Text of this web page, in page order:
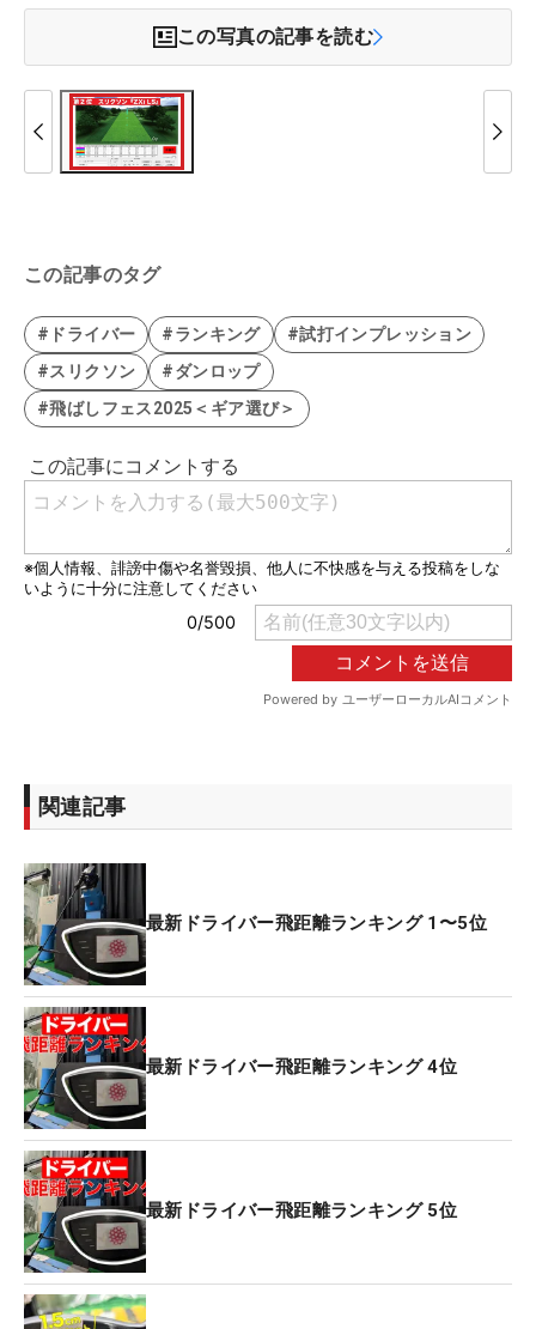
この写真の記事を読む
この記事のタグ
#ドライバー #ランキング
#試打インプレッション
#スリクソン
#ダンロップ
#飛ばしフェス2025＜ギア選び＞
関連記事
最新ドライバー飛距離ランキング 1〜5位
最新ドライバー飛距離ランキング 4位
最新ドライバー飛距離ランキング 5位